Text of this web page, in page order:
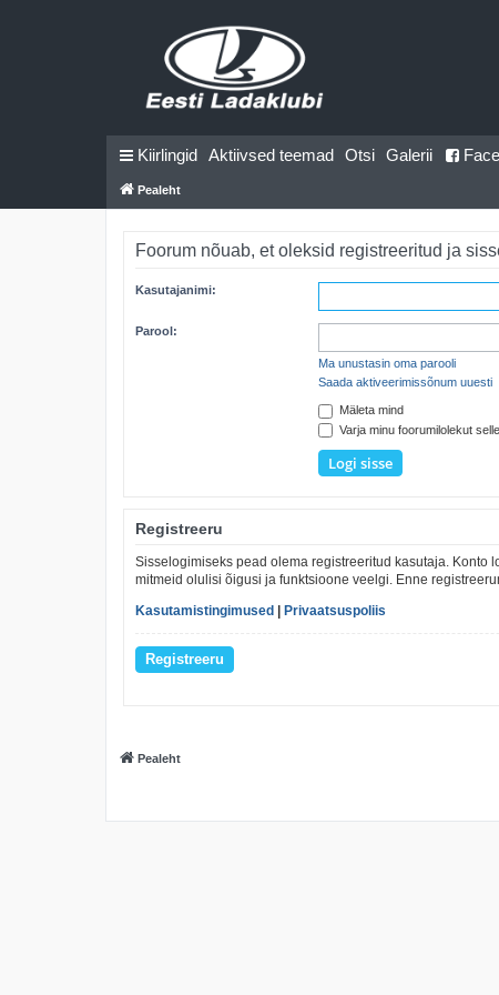
Kiirlingid Aktiivsed teemad Otsi Galerii
Pealeht
Foorum nõuab, et oleksid registreeritud ja
Kasutajanimi:
Parool:
Ma unustasin oma parooli
Saada aktiveerimissõnum uuesti
Mäleta mind
Varja minu foorumilolekut
Registreeru
Sisselogimiseks pead olema registreeritud kasutaja. Konto
mitmeid olulisi õigusi ja funktsioone veelgi. Enne
Kasutamistingimused
Privaatsuspoliis
Registreeru
Pealeht